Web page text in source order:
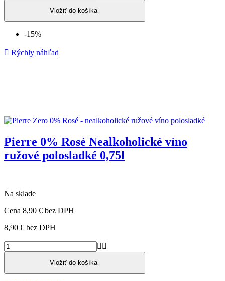
Vložiť do košíka
-15%
 Rýchly náhľad
Pierre 0% Rosé Nealkoholické víno
ružové polosladké 0,75l
Na sklade
Cena 8,90 € bez DPH
8,90 € bez DPH
 
Vložiť do košíka